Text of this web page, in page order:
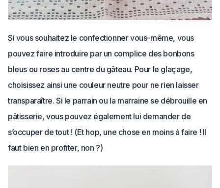
Si vous souhaitez le confectionner vous-même, vous
pouvez faire introduire par un complice des bonbons
bleus ou roses au centre du gâteau. Pour le glaçage,
choisissez ainsi une couleur neutre pour ne rien laisser
transparaître. Si le parrain ou la marraine se débrouille en
pâtisserie, vous pouvez également lui demander de
s’occuper de tout ! (Et hop, une chose en moins à faire ! Il
faut bien en profiter, non ?)